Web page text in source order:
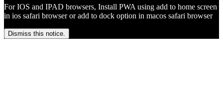
For IOS and IPAD browsers, Install PWA using add to home screen
in ios safari browser or add to dock option in macos safari browser
Dismiss this notice.